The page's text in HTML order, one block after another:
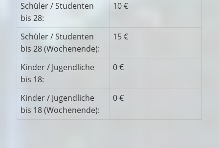
Schüler / Studenten
bis 28:
10 €
Schüler / Studenten
bis 28 (Wochenende):
15 €
Kinder / Jugendliche
bis 18:
0 €
Kinder / Jugendliche
bis 18 (Wochenende):
0 €